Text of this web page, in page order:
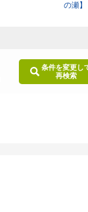
条件を変更し
再検索
の瀬】